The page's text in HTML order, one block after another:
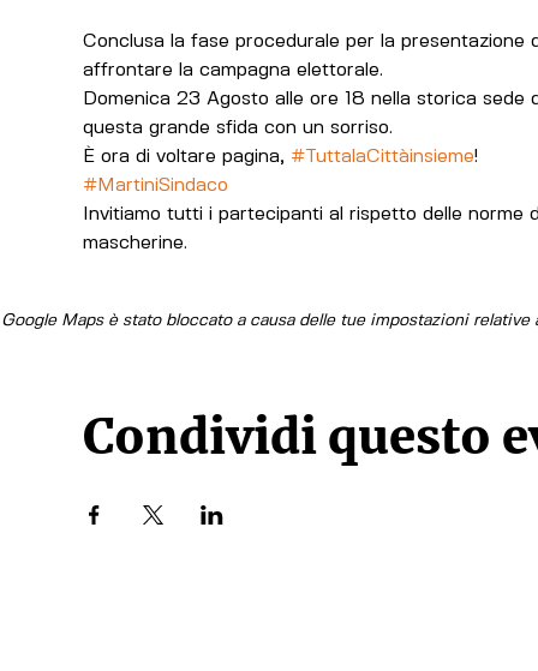
Conclusa la fase procedurale per la presentazione
affrontare la campagna elettorale.
Domenica 23 Agosto alle ore 18 nella storica
questa grande sfida con un sorriso.
È ora di voltare pagina, #TuttalaCittàinsieme!
#MartiniSindaco
Invitiamo tutti i partecipanti al rispetto delle norme
mascherine.
Google Maps è stato bloccato a causa delle tue impostazioni
Condividi questo